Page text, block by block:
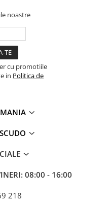
noastre
cu promotiile
in Politica de
08:00 - 16:00
218